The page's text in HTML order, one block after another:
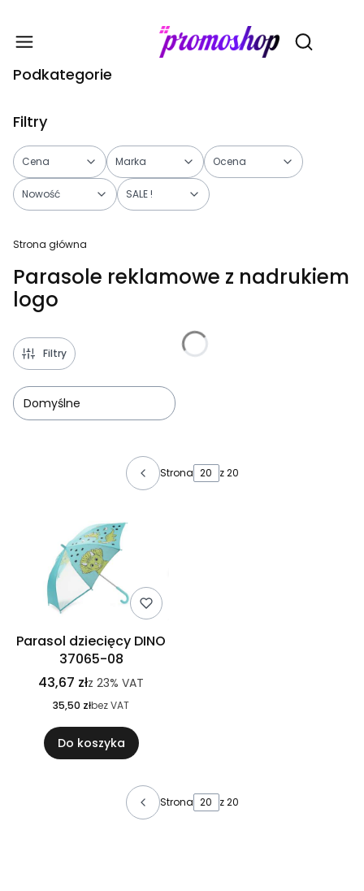
Otwórz
Podkategorie
Filtry
Cena Marka Ocena
Nowość SALE !
Strona główna
Parasole reklamowe z nadrukiem
logo
Filtry
Domyślne
Strona z 20
Parasol dziecięcy DINO
37065-08
43,67 złz 23% VAT
35,50 złbez VAT
Do koszyka
Strona z 20